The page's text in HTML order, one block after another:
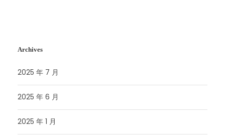
Archives
2025 年 7 月
2025 年 6 月
2025 年 1 月